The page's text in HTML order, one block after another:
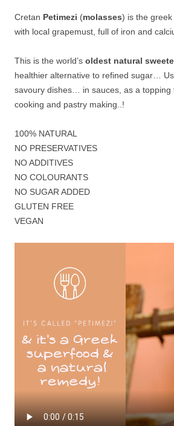
Cretan Petimezi (molasses) is the
with local grapemust, full of iron and
This is the world’s oldest natural
healthier alternative to refined sugar…
savoury dishes… in sauces, as a topping
cooking and pastry making..!
100% NATURAL
NO PRESERVATIVES
NO ADDITIVES
NO COLOURANTS
NO SUGAR ADDED
GLUTEN FREE
VEGAN